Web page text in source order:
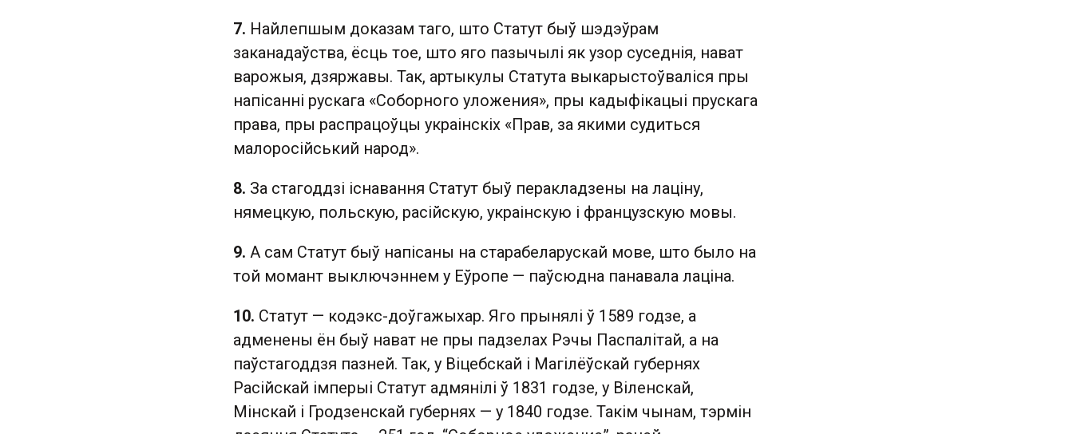
7. Найлепшым доказам таго, што Статут быў шэдэўрам
заканадаўства, ёсць тое, што яго пазычылі як узор суседнія, нават
варожыя, дзяржавы. Так, артыкулы Статута выкарыстоўваліся пры
напісанні рускага «Соборного уложения», пры кадыфікацыі прускага
права, пры распрацоўцы украінскіх «Прав, за якими судиться
малоросійський народ».
8. За стагоддзі існавання Статут быў перакладзены на лаціну,
нямецкую, польскую, расійскую, украінскую і французскую мовы.
9. А сам Статут быў напісаны на старабеларускай мове, што было на
той момант выключэннем у Еўропе — паўсюдна панавала лаціна.
10. Статут — кодэкс-доўгажыхар. Яго прынялі ў 1589 годзе, а
адменены ён быў нават не пры падзелах Рэчы Паспалітай, а на
паўстагоддзя пазней. Так, у Віцебскай і Магілёўскай губернях
Расійскай імперыі Статут адмянілі ў 1831 годзе, у Віленскай,
Мінскай і Гродзенскай губернях — у 1840 годзе. Такім чынам, тэрмін